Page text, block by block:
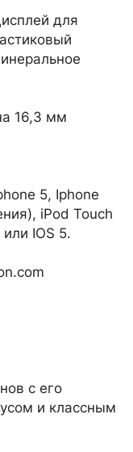
для
16,3 мм
5, Iphone
iPod Touch
IOS 5.
с его
и классным